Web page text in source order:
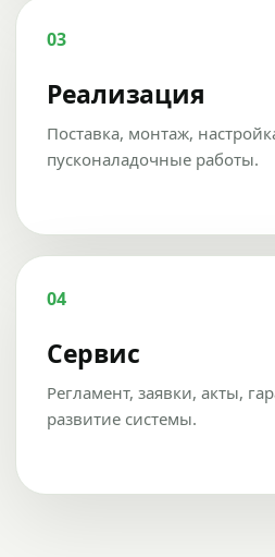
03
Реализация
Поставка, монтаж,
пусконаладочные работы.
04
Сервис
Регламент, заявки, акты,
развитие системы.